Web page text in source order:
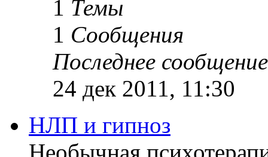
1 Темы
1 Сообщения
Последнее сообщение
24 дек 2011, 11:30
НЛП и гипноз
Необычная